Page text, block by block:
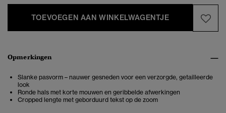
TOEVOEGEN AAN WINKELWAGENTJE
Opmerkingen
Slanke pasvorm – nauwer gesneden voor een verzorgde, getailleerde
look
Ronde hals met korte mouwen en geribbelde afwerkingen
Cropped lengte met geborduurd tekst op de zoom